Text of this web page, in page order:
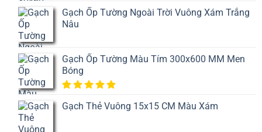
trên
5 dựa
trên
Gạch Ốp Tường Ngoài Trời Vuông Xám Trắng
Nâu
Gạch Ốp Tường Màu Tím 300x600 MM Men
Bóng
5 dựa
Gạch Thẻ Vuông 15x15 CM Màu Xám